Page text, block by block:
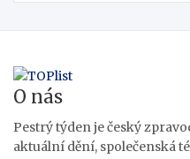
O nás
Pestrý týden je český
aktuální dění, společenská